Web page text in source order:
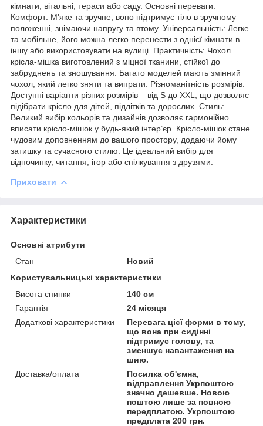
кімнати, вітальні, тераси або саду. Основні переваги:
Комфорт: М'яке та зручне, воно підтримує тіло в зручному
положенні, знімаючи напругу та втому. Універсальність: Легке
та мобільне, його можна легко перенести з однієї кімнати в
іншу або використовувати на вулиці. Практичність: Чохол
крісла-мішка виготовлений з міцної тканини, стійкої до
забруднень та зношування. Багато моделей мають змінний
чохол, який легко зняти та випрати. Різноманітність розмірів:
Доступні варіанти різних розмірів – від S до XXL, що дозволяє
підібрати крісло для дітей, підлітків та дорослих. Стиль:
Великий вибір кольорів та дизайнів дозволяє гармонійно
вписати крісло-мішок у будь-який інтер’єр. Крісло-мішок стане
чудовим доповненням до вашого простору, додаючи йому
затишку та сучасного стилю. Це ідеальний вибір для
відпочинку, читання, ігор або спілкування з друзями.
Приховати
Характеристики
Основні атрибути
Стан
Новий
Користувальницькі характеристики
Висота спинки
140 см
Гарантія
24 місяця
Додаткові характеристики
Перевага цієї форми в тому,
що вона при сидінні
підтримує голову, та
зменшує навантаження на
шию.
Доставка/оплата
Посилка об'ємна,
відправлення Укрпоштою
значно дешевше. Новою
поштою лише за повною
передплатою. Укрпоштою
предплата 200 грн.